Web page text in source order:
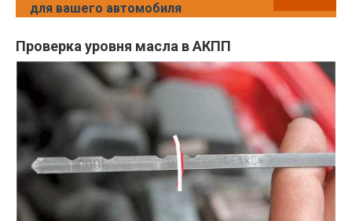
для вашего автомобиля
Проверка уровня масла в АКПП